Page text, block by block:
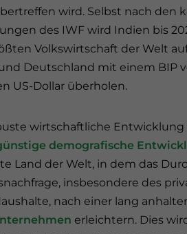
wird. Selbst nach den
des IWF wird Indien bis
Volkswirtschaft der Welt
Deutschland mit einem BIP
US-Dollar überholen.
wirtschaftliche Entwicklung
demografische
Land der Welt, in dem das
insbesondere des
nach einer lang
erleichtern. Dies